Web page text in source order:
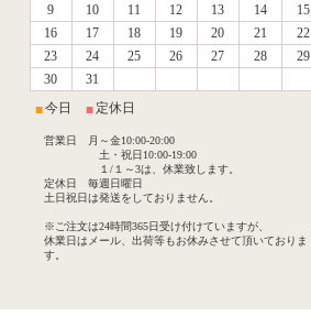
9
10 11 12 13 14
15
16
17 18 19 20 21
22
23
24 25 26 27 28
29
30
31
■今日 ■ 定休日
営業日 月～金10:00-20:00
土・祝日10:00-19:00
１/１～3は、休業致します。
定休日 毎週日曜日
土日祝日は発送をしておりません。
※ご注文は24時間365日受け付けていますが、
休業日はメール、出荷等もお休みさせて頂いておりま
す。